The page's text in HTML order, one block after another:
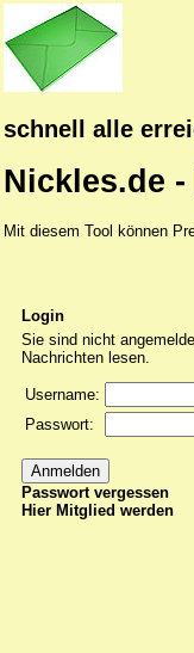
schnell alle
Nickles.de
Mit diesem Tool können
Login
Sie sind nicht
Nachrichten lesen.
Username:
Passwort:
Passwort vergessen
Hier Mitglied werden